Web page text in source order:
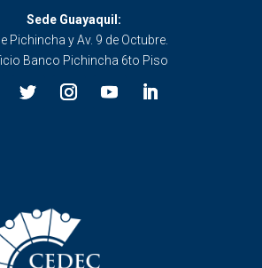
Sede Guayaquil:
Pichincha y Av. 9 de Octubre.
Banco Pichincha 6to Piso